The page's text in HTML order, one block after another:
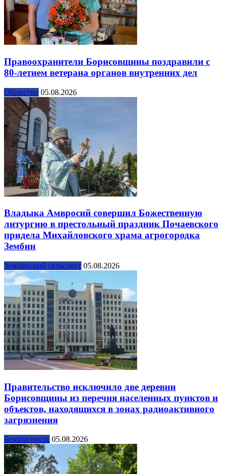
Правоохранители Борисовщины поздравили с
80-летием ветерана органов внутренних дел
Общество 05.08.2026
Владыка Амвросий совершил Божественную
литургию в престольный праздник Почаевского
придела Михайловского храма агрогородка
Зембин
Зембинский сельсовет 05.08.2026
Правительство исключило две деревни
Борисовщины из перечня населенных пунктов и
объектов, находящихся в зонах радиоактивного
загрязнения
Безопасность 05.08.2026